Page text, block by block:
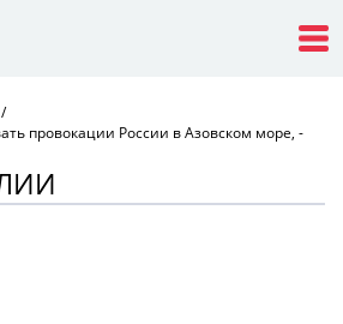
провокации России в Азовском море, -